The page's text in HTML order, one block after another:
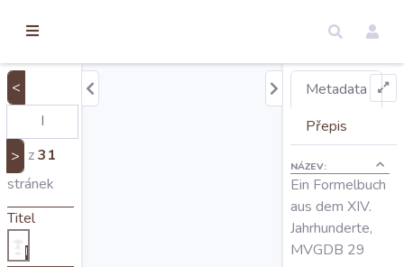
Úvod
Edice
<
> z31
stránek
Titel
I
Metadata
Přepis
NÁZEV:
Ein Formelbuch
aus dem XIV.
Jahrhunderte,
MVGDB 29